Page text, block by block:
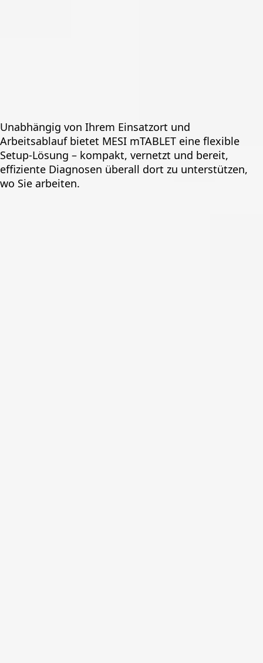
Unabhängig von Ihrem Einsatzort und
Arbeitsablauf bietet MESI mTABLET eine flexible
Setup-Lösung – kompakt, vernetzt und bereit,
effiziente Diagnosen überall dort zu unterstützen,
wo Sie arbeiten.